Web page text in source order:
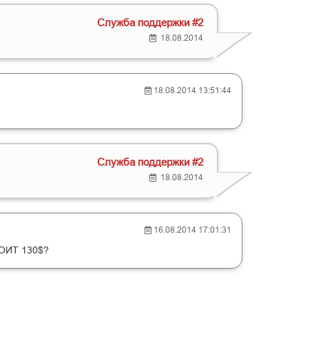
Служба поддержки #2
18.08.2014
18.08.2014 13:51:44
Служба поддержки #2
18.08.2014
16.08.2014 17:01:31
130$?